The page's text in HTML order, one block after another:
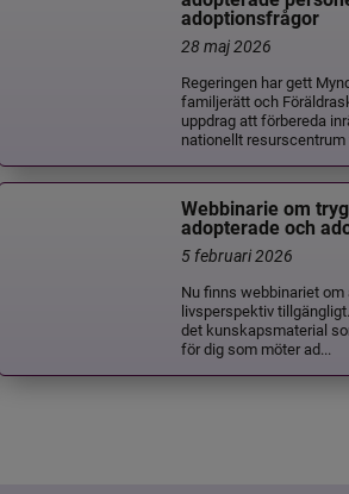
adoptionsfrågor
28 maj 2026
Regeringen har gett
familjerätt och
uppdrag att förbereda
nationellt resurscentrum
Webbinarie om
adopterade och
5 februari 2026
Nu finns webbinariet
livsperspektiv
det kunskapsmaterial
för dig som möter ad...